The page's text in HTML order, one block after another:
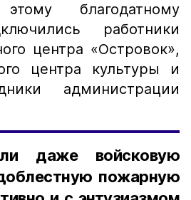
благодатному
работники
центра «Островок»,
центра культуры и
администрации
даже войсковую
пожарную